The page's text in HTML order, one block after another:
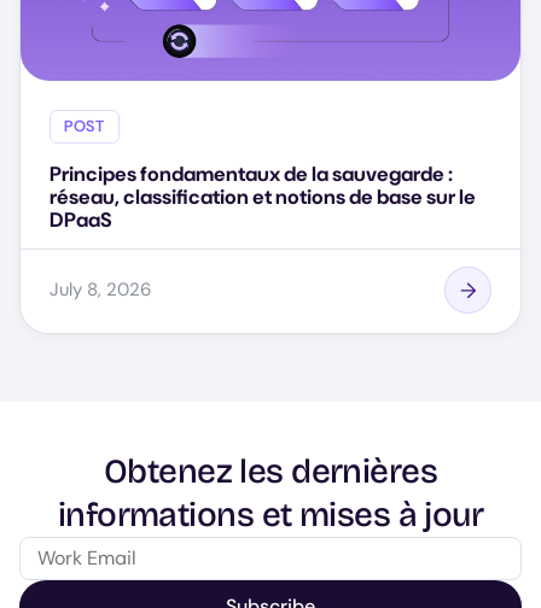
POST
Principes fondamentaux de la sauvegarde :
réseau, classification et notions de base sur le
DPaaS
July 8, 2026
Obtenez les dernières
informations et mises à jour